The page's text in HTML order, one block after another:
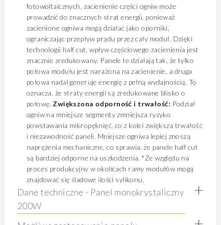
fotowoltaicznych, zacienienie części ogniw może
prowadzić do znacznych strat energii, ponieważ
zacienione ogniwa mogą działać jako oporniki,
ograniczając przepływ prądu przez cały moduł. Dzięki
technologii half cut, wpływ częściowego zacienienia jest
znacznie zredukowany. Panele te działają tak, że tylko
połowa modułu jest narażona na zacienienie, a druga
połowa nadal generuje energię z pełną wydajnością. To
oznacza, że straty energii są zredukowane blisko o
połowę. Zwiększona odporność i trwałość: Podział
ogniw na mniejsze segmenty zmniejsza ryzyko
powstawania mikropęknięć, co z kolei zwiększa trwałość
i niezawodność paneli. Mniejsze ogniwa lepiej znoszą
naprężenia mechaniczne, co sprawia, że panele half cut
są bardziej odporne na uszkodzenia. *Ze względu na
proces produkcyjny w okolicach ramy modułów mogą
znajdować się śladowe ilości sylikonu.
Dane techniczne - Panel monokrystaliczny
200W
+